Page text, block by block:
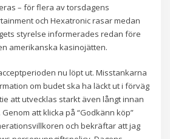
– för flera av torsdagens
och Hexatronic rasar medan
styrelse informerades redan före
amerikanska kasinojätten.
nu löpt ut. Misstankarna
om budet ska ha läckt ut i förväg
att utvecklas starkt även långt innan
att klicka på “Godkänn köp”
och bekräftar att jag